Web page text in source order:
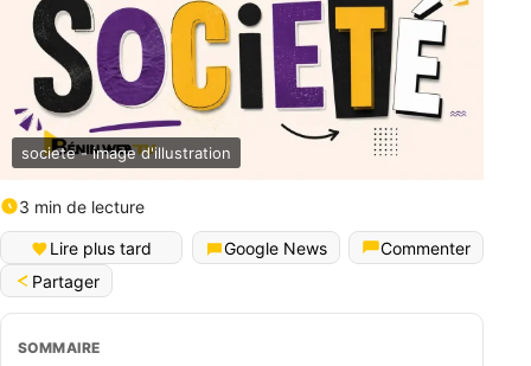
societe - image d'illustration
3 min de lecture
Lire plus tard Google News
Commenter
Partager
SOMMAIRE